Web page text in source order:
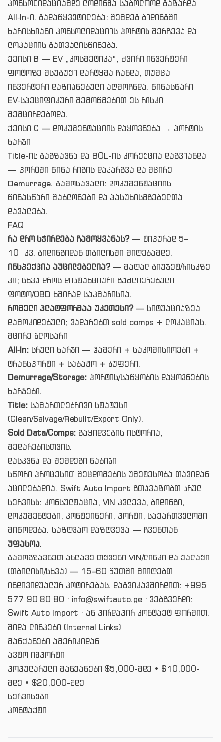
კონსოლიდაციამდე ლოდინმა საბოლოოდ გაზარდა
All‑In-ი. გადაწყვეტილება: შემდეგ ბიდინგში
ხარისხიანი კონსოლიდაციის პორტის შერჩევა და
ლოკაციის გათვალისწინება.
ქეისი B — EV „კოსმეტიკა“, ძვირი ინვერტერი
ფოტოზე მსუბუქი დარტყმა ჩანდა, თუმცა
ინვერტერი დაზიანებული აღმოჩნდა. წინასწარი
EV‑სპეციფიკური შემოწმებით ეს რისკი
შემცირდებოდა.
ქეისი C — დოკუმენტაციის დაყოვნება → პორტის
ხარჯი
Title-ის გაგზავნა და BOL-ის კორექცია დაგვიანდა
— პორტში წინა რიგის დაკარგვა და მცირე
Demurrage. გამოსავალი: დოკუმენტაციის
წინასწარი შაბლონები და პასუხისმგებელთა
დავალება.
FAQ
რა დრო სჭირდება ჩამოყვანას?— ტიპურად 5–
10 კვ. ბიდინგიდან თბილისში მიღებამდე.
ინსპექცია აუცილებელია?— მაღალ ბიუჯეტ/რისკზე
კი; სხვა დროს დისტანციური გაძლიერებული
ფოტო/OBD ხშირად საკმარისია.
რომელი პლატფორმაა უკეთესი?— სიტუაციაზეა
დამოკიდებული; ვადარებთ sold comps + ლოკაციას.
მცირე გლოსარი
All‑In: სრული ხარჯი — ჰამერი + საკომისიოები +
ტრანსპორტი + საბაჟო + ბუფერი.
Demurrage/Storage: პორტის/საწყობის დაყოვნების
ხარჯები.
Title: სამართლებრივი სტატუსი
(Clean/Salvage/Rebuilt/Export Only).
Sold Data/Comps: გაყიდვების ისტორია,
შედარებისთვის.
დასკვნა და შემდეგი ნაბიჯი
სწორი პროცესით შეცდომების უმეტესობა თავიდან
აცილებადია. Swift Auto Import გთავაზობთ სრულ
სერვისს: კონსულტაცია, VIN კვლევა, ბიდინგი,
დოკუმენტები, კონტეინერი, პორტი, საქართველოში
მიწოდება. საზღვაო დაზღვევა — ჩვენთან
უფასოა.
გამოგზავნეთ ახლავე თქვენი VIN/ლინკი და ქალაქი
(თბილისი/სხვა) — 15–60 წუთში მიიღებთ
ინდივიდუალურ კოტირებას. დაგვიკავშირდით: +995
577 90 80 80 · info@swiftauto.ge · ვებგვერდი:
Swift Auto Import · ან პირდაპირ კონტაქტ ფორმით.
შიდა ლინკები (Internal Links)
მანქანები ამერიკიდან
ავტო იმპორტი
პოპულარული მანქანები $5,000-მდე • $10,000-
მდე • $20,000-მდე
სერვისები
კონტაქტი